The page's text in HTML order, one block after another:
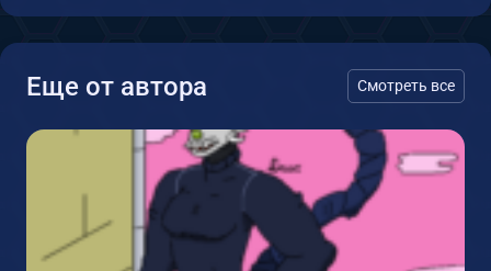
Еще от автора Смотреть все